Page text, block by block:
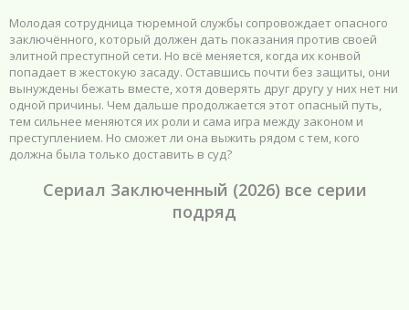
Молодая сотрудница тюремной службы сопровождает опасного
заключённого, который должен дать показания против своей
элитной преступной сети. Но всё меняется, когда их конвой
попадает в жестокую засаду. Оставшись почти без защиты, они
вынуждены бежать вместе, хотя доверять друг другу у них нет ни
одной причины. Чем дальше продолжается этот опасный путь,
тем сильнее меняются их роли и сама игра между законом и
преступлением. Но сможет ли она выжить рядом с тем, кого
должна была только доставить в суд?
Сериал Заключенный (2026) все серии
подряд